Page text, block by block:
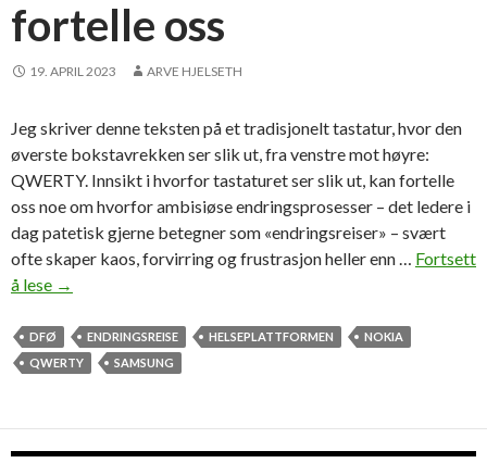
fortelle oss
19. APRIL 2023 ARVE HJELSETH
Jeg skriver denne teksten på et tradisjonelt tastatur, hvor den
øverste bokstavrekken ser slik ut, fra venstre mot høyre:
QWERTY. Innsikt i hvorfor tastaturet ser slik ut, kan fortelle
oss noe om hvorfor ambisiøse endringsprosesser – det ledere i
dag patetisk gjerne betegner som «endringsreiser» – svært
ofte skaper kaos, forvirring og frustrasjon heller enn … Fortsett
å lese H
t
→
DFØ ENDRINGSREISE HELSEPLATTFORMEN
NOKIA
QWERTY
SAMSUNG